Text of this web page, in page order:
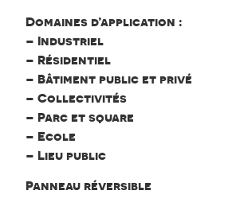
Domaines d’application :
– Industriel
– Résidentiel
– Bâtiment public et privé
– Collectivités
– Parc et square
– Ecole
– Lieu public
Panneau réversible